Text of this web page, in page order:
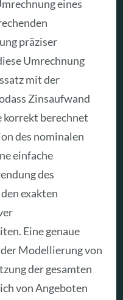
eines
präziser
Umrechnung
mit der
Zinsaufwand
korrekt berechnet
des nominalen
einfache
des
exakten
Eine genaue
Modellierung von
der gesamten
von Angeboten